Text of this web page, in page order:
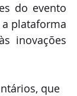
do evento
plataforma
inovações
que